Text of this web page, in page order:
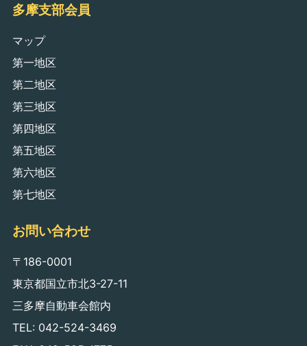
多摩支部会員
マップ
第一地区
第二地区
第三地区
第四地区
第五地区
第六地区
第七地区
お問い合わせ
〒186-0001
東京都国立市北3-27-11
三多摩自動車会館内
TEL: 042-524-3469